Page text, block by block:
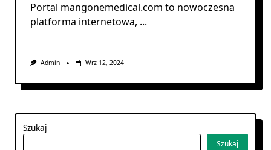
Portal mangonemedical.com to nowoczesna
platforma internetowa, ...
Admin Wrz 12, 2024
Szukaj
Szukaj